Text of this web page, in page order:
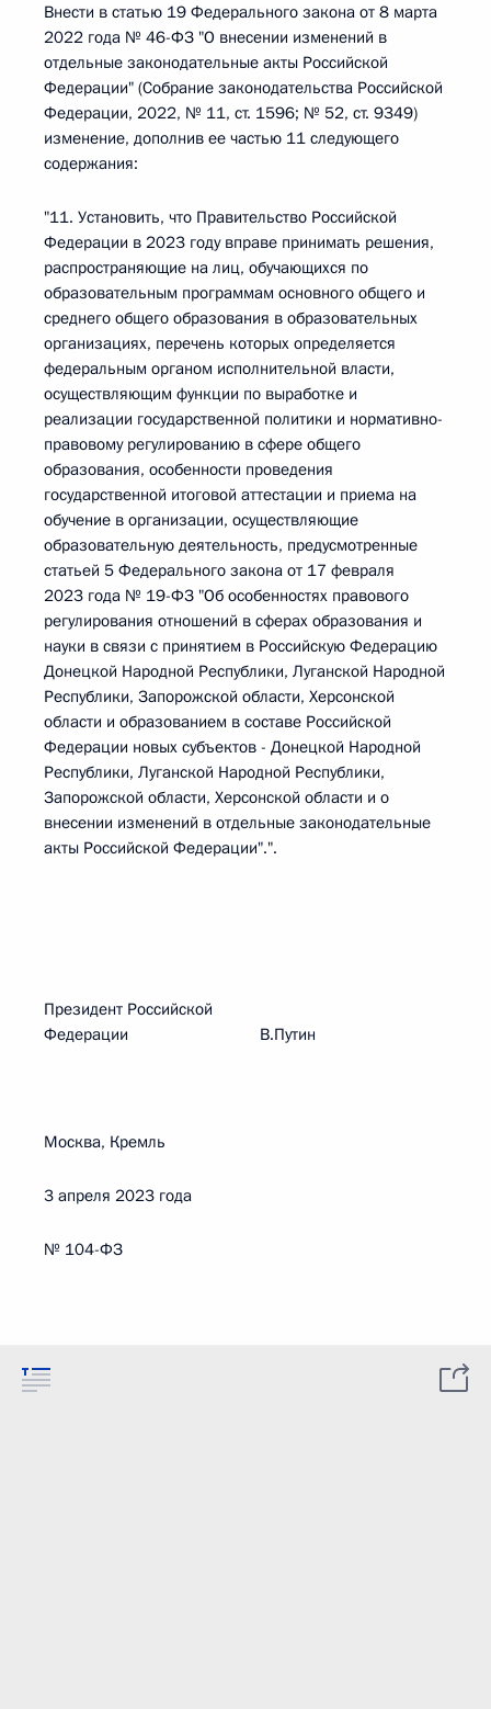
Внести в статью 19 Федерального закона от 8 марта
2022 года № 46-ФЗ "О внесении изменений в
отдельные законодательные акты Российской
Федерации" (Собрание законодательства Российской
Федерации, 2022, № 11, ст. 1596; № 52, ст. 9349)
изменение, дополнив ее частью 11 следующего
содержания:
"11. Установить, что Правительство Российской
Федерации в 2023 году вправе принимать решения,
распространяющие на лиц, обучающихся по
образовательным программам основного общего и
среднего общего образования в образовательных
организациях, перечень которых определяется
федеральным органом исполнительной власти,
осуществляющим функции по выработке и
реализации государственной политики и нормативно-
правовому регулированию в сфере общего
образования, особенности проведения
государственной итоговой аттестации и приема на
обучение в организации, осуществляющие
образовательную деятельность, предусмотренные
статьей 5 Федерального закона от 17 февраля
2023 года № 19-ФЗ "Об особенностях правового
регулирования отношений в сферах образования и
науки в связи с принятием в Российскую Федерацию
Донецкой Народной Республики, Луганской Народной
Республики, Запорожской области, Херсонской
области и образованием в составе Российской
Федерации новых субъектов - Донецкой Народной
Республики, Луганской Народной Республики,
Запорожской области, Херсонской области и о
внесении изменений в отдельные законодательные
акты Российской Федерации".".
Президент Российской
Федерации В.Путин
Москва, Кремль
3 апреля 2023 года
№ 104-ФЗ